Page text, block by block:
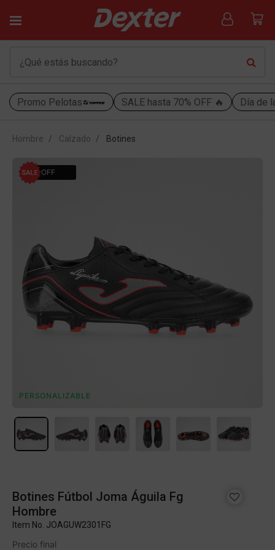
Promo Pelotas SALE hasta 70% OFF 🔥 Día de
Hombre Calzado Botines
41% OFF
PERSONALIZABLE
Botines Fútbol Joma Águila Fg
Hombre
Item No. JOAGUW2301FG
Precio final